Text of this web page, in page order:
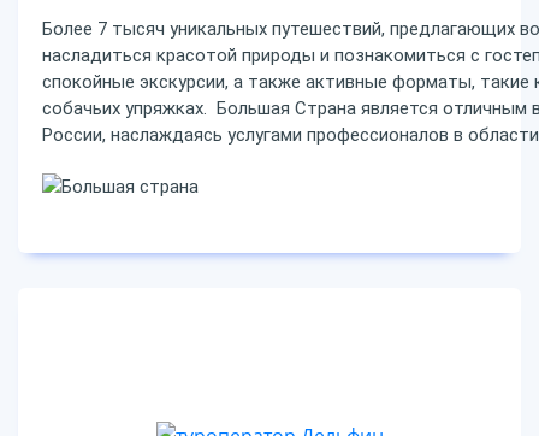
Более 7 тысяч уникальных путешествий, предлагающих
насладиться красотой природы и познакомиться с
спокойные экскурсии, а также активные форматы,
собачьих упряжках. Большая Страна является
России, наслаждаясь услугами профессионалов в